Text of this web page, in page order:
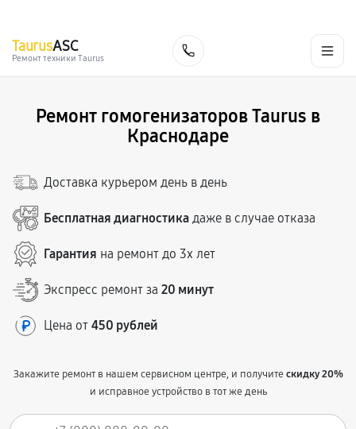
TaurusASC
Ремонт техники Taurus
Ремонт гомогенизаторов Taurus в
Краснодаре
Доставка курьером день в день
Бесплатная диагностика даже в случае отказа
Гарантия на ремонт до 3х лет
Экспресс ремонт за 20 минут
Цена от 450 рублей
Закажите ремонт в нашем сервисном центре, и получитескидку 20%
и исправное устройство в тот же день